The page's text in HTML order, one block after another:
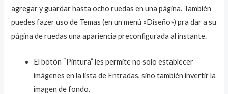
agregar y guardar hasta ocho ruedas en una página. También
puedes fazer uso de Temas (en un menú «Diseño») pra dar a su
página de ruedas una apariencia preconfigurada al instante.
El botón “Pintura” les permite no solo establecer
imágenes en la lista de Entradas, sino también invertir la
imagen de fondo.